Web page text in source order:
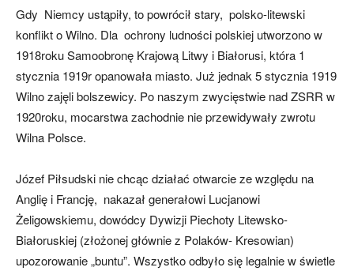
Gdy Niemcy ustąpiły, to powrócił stary, polsko-litewski
konflikt o Wilno. Dla ochrony ludności polskiej utworzono w
1918roku Samoobronę Krajową Litwy i Białorusi, która 1
stycznia 1919r opanowała miasto. Już jednak 5 stycznia 1919
Wilno zajęli bolszewicy. Po naszym zwycięstwie nad ZSRR w
1920roku, mocarstwa zachodnie nie przewidywały zwrotu
Wilna Polsce.
Józef Piłsudski nie chcąc działać otwarcie ze względu na
Anglię i Francję, nakazał generałowi Lucjanowi
Żeligowskiemu, dowódcy Dywizji Piechoty Litewsko-
Białoruskiej (złożonej głównie z Polaków- Kresowian)
upozorowanie „buntu”. Wszystko odbyło się legalnie w świetle